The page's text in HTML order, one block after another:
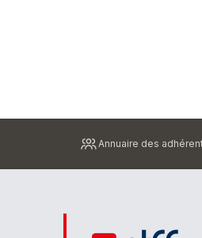
page
Annuaire des